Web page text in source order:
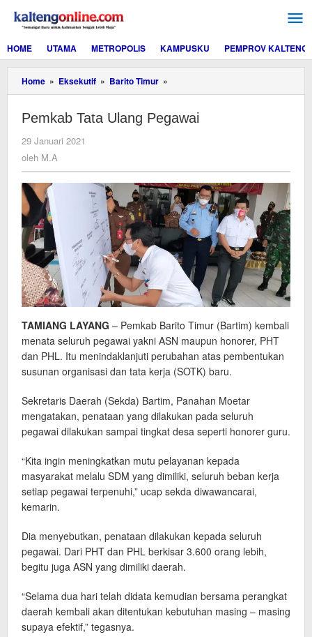
konten
HOME
UTAMA METROPOLIS KAMPUSKU PEMPROV KALTENG
Home » Eksekutif » Barito Timur »
Tata
Pegawai
Pemkab Tata Ulang Pegawai
29 Januari 2021
oleh M.A
TAMIANG LAYANG – Pemkab Barito Timur (Bartim) kembali
menata seluruh pegawai yakni ASN maupun honorer, PHT
dan PHL. Itu menindaklanjuti perubahan atas pembentukan
susunan organisasi dan tata kerja (SOTK) baru.
Sekretaris Daerah (Sekda) Bartim, Panahan Moetar
mengatakan, penataan yang dilakukan pada seluruh
pegawai dilakukan sampai tingkat desa seperti honorer guru.
“Kita ingin meningkatkan mutu pelayanan kepada
masyarakat melalu SDM yang dimiliki, seluruh beban kerja
setiap pegawai terpenuhi,” ucap sekda diwawancarai,
kemarin.
Dia menyebutkan, penataan dilakukan kepada seluruh
pegawai. Dari PHT dan PHL berkisar 3.600 orang lebih,
begitu juga ASN yang dimiliki daerah.
“Selama dua hari telah didata kemudian bersama perangkat
daerah kembali akan ditentukan kebutuhan masing – masing
supaya efektif,” tegasnya.